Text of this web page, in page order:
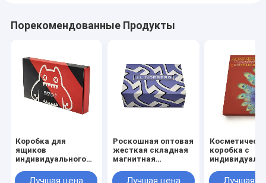
Порекомендованные Продукты
Коробка для
ящиков
индивидуального
ламинированием,
Лучшая цена
Роскошная оптовая
жесткая складная
магнитная
коробка с
Лучшая цена
коробка с
Лучшая